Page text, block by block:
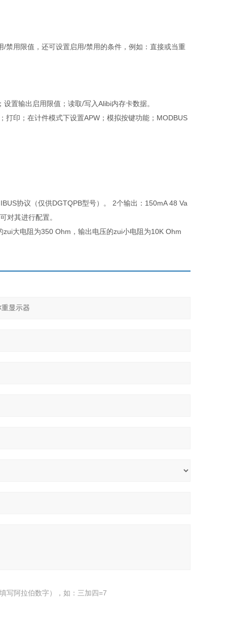
禁用限值，还可设置启用/禁用的条件，例如：直接或当重
置输出启用限值；读取/写入Alibi内存卡数据。
印；在计件模式下设置APW；模拟按键功能；MODBUS
协议（仅供DGTQPB型号）。 2个输出：150mA 48 Va
对其进行配置。
大电阻为350 Ohm，输出电压的zui小电阻为10K Ohm
写阿拉伯数字），如：三加四=7